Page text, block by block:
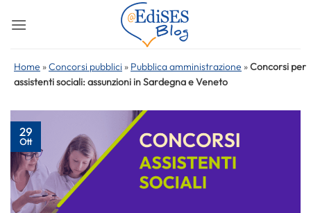
Home »Concorsi pubblici » Pubblica amministrazione »Concorsi per
assistenti sociali: assunzioni in Sardegna e Veneto
29
Ott